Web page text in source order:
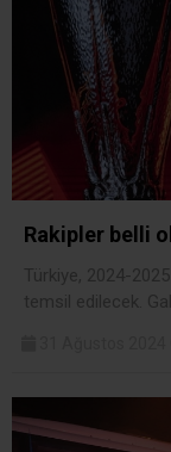
Rakipler belli
Türkiye, 2024-
temsil edilecek.